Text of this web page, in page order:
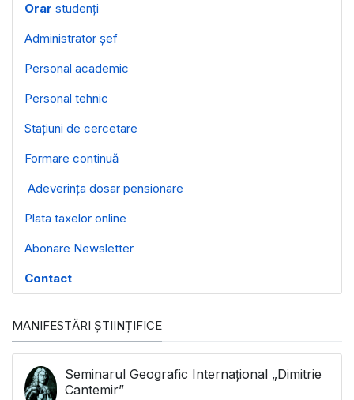
Orar studenți
Administrator șef
Personal academic
Personal tehnic
Stațiuni de cercetare
Formare continuă
Adeverința dosar pensionare
Plata taxelor online
Abonare Newsletter
Contact
MANIFESTĂRI ȘTIINȚIFICE
Seminarul Geografic Internațional „Dimitrie
Cantemir”